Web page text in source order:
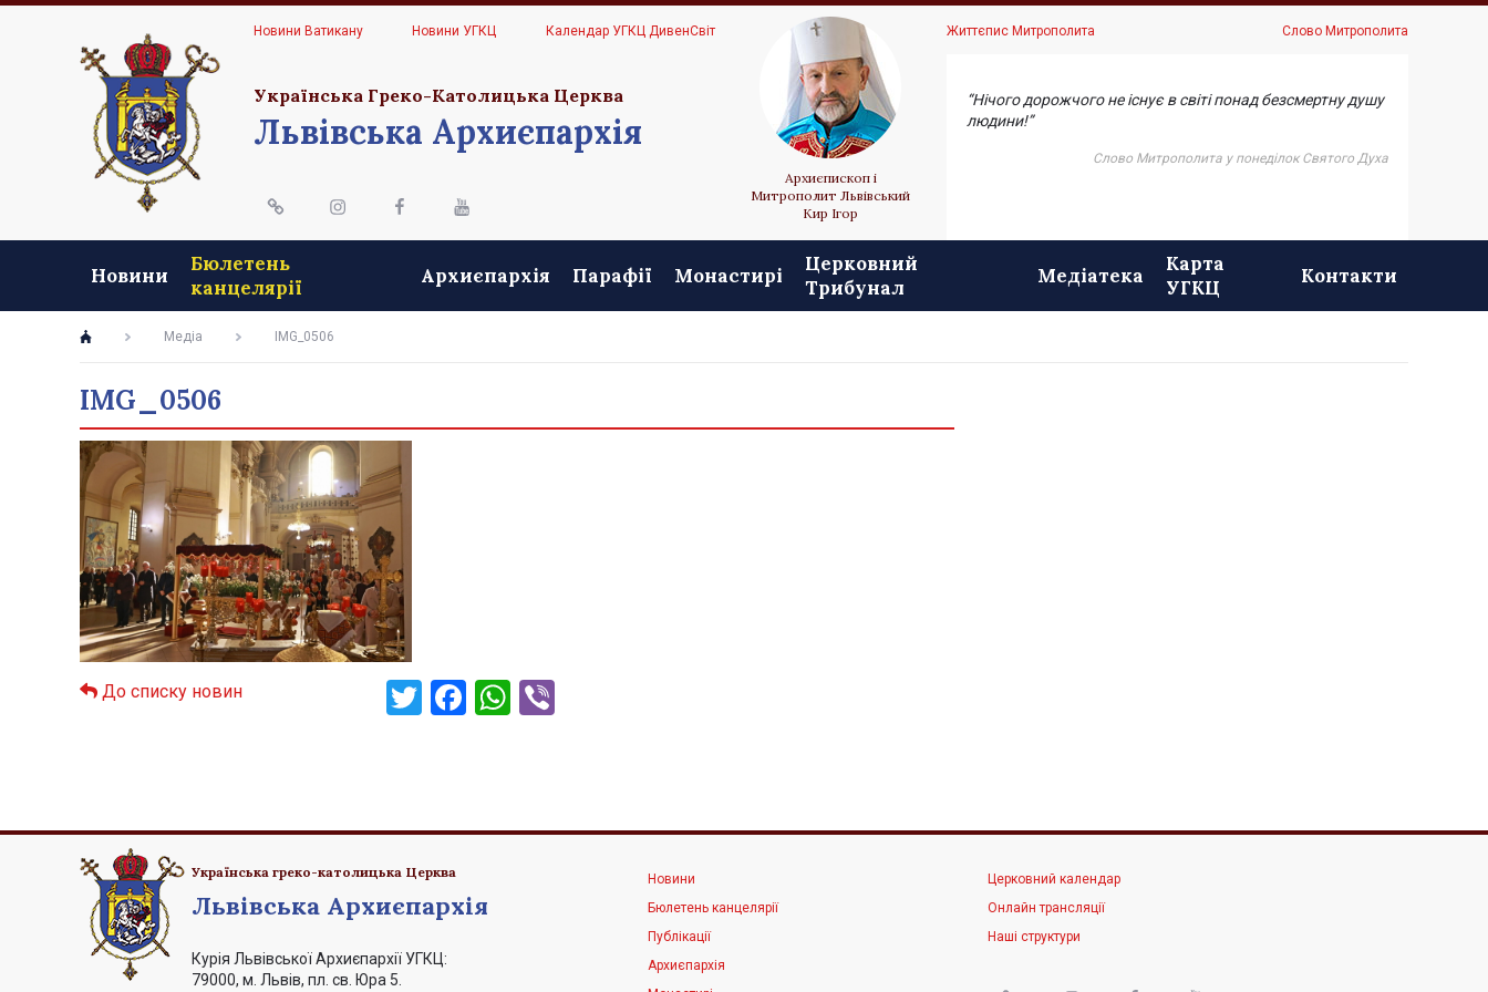
Новини Ватикану Новини УГКЦ Календар УГКЦ ДивенСвіт
Українська Греко-Католицька Церква
Львівська Архиєпархія
Архиєпископ і
Митрополит Львівський
Кир Ігор
Життєпис Митрополита Слово Митрополита
“Нічого дорожчого не існує в світі понад безсмертну душу
людини!”
Слово Митрополита у понеділок Святого Духа
Новини
Бюлетень
канцелярії
Архиєпархія Парафії Монастирі
Церковний
Трибунал
Медіатека
Карта
УГКЦ
Контакти
Медіа IMG_0506
IMG_0506
До списку новин Twitter
Facebook
WhatsApp
Українська греко-католицька Церква
Львівська Архиєпархія
Курія Львівської Архиєпархії УГКЦ:
79000, м. Львів, пл. св. Юра 5.
Новини
Бюлетень канцелярії
Публікації
Архиєпархія
Церковний календар
Онлайн трансляції
Наші структури